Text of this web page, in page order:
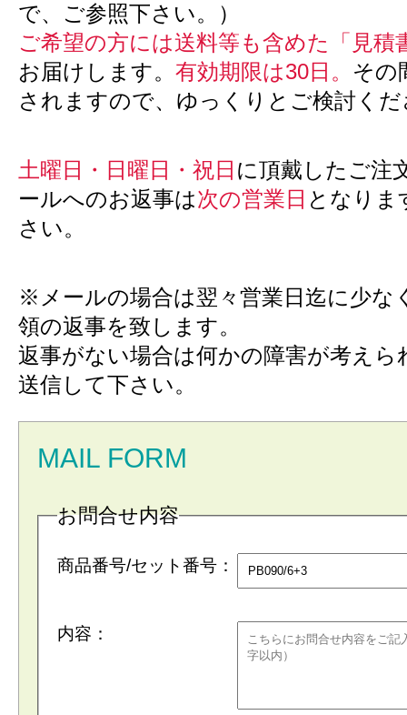
で、ご参照下さい。）
ご希望の方には送料等も含めた「見積
お届けします。 有効期限は30日。 その
されますので、ゆっくりとご検討く
土曜日・日曜日・祝日 に頂戴したご注
ールへのお返事は次の営業日 となりま
さい。
※メールの場合は翌々営業日迄に少な
領の返事を致します。
返事がない場合は何かの障害が考えら
送信して下さい。
MAIL FORM
お問合せ内容
商品番号/セット番号：
内容：